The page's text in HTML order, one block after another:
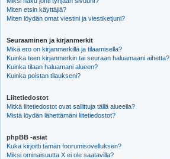
Miten etsin käyttäjiä?
Miten löydän omat viestini ja viestiketjuni?
Seuraaminen ja kirjanmerkit
Mikä ero on kirjanmerkillä ja tilaamisella?
Kuinka teen kirjanmerkin tai seuraan haluamaani aihetta?
Kuinka tilaan haluamani alueen?
Kuinka poistan tilaukseni?
Liitetiedostot
Mitkä liitetiedostot ovat sallittuja tällä alueella?
Mistä löydän lähettämäni liitetiedostot?
phpBB -asiat
Kuka kirjoitti tämän foorumisovelluksen?
Miksi ominaisuutta X ei ole saatavilla?